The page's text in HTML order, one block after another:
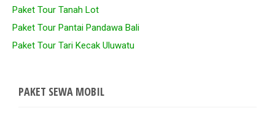
Paket Tour Tanah Lot
Paket Tour Pantai Pandawa Bali
Paket Tour Tari Kecak Uluwatu
PAKET SEWA MOBIL